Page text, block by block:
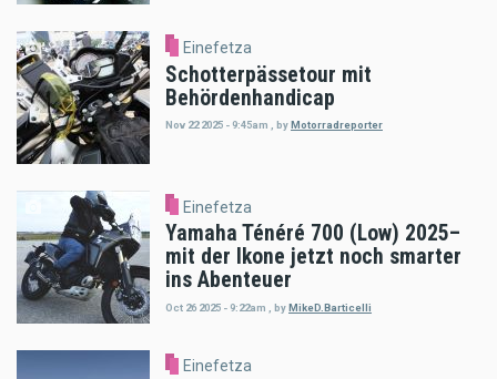
Einefetza
Schotterpässetour mit
Behördenhandicap
Nov 22 2025 - 9:45am byMotorradreporter
Einefetza
Yamaha Ténéré 700 (Low) 2025–
mit der Ikone jetzt noch smarter
ins Abenteuer
Oct 26 2025 - 9:22am byMikeD.Barticelli
Einefetza